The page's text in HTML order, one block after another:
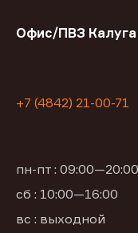
Офис/ПВЗ Калуга
+7 (4842) 21-00-71
пн-пт : 09:00—20:00
сб : 10:00—16:00
вс : выходной